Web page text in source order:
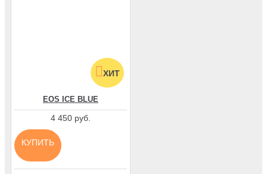
ХИТ
EOS ICE BLUE
4 450 руб.
КУПИТЬ